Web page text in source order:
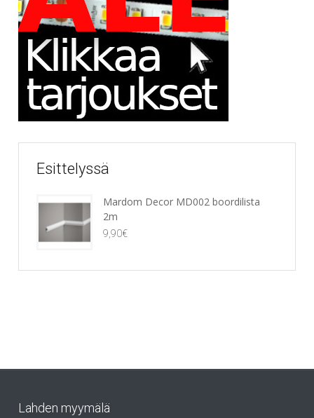
Esittelyssä
Mardom Decor MD002 boordilista
2m
9,90€
Lahden myymälä